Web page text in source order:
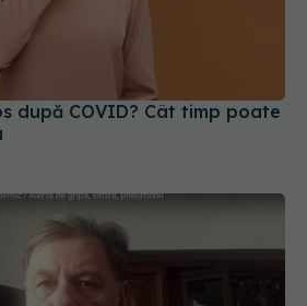
după COVID? Cât timp poate